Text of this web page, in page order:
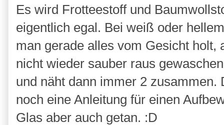
Es wird Frotteestoff und
eigentlich egal. Bei weiß oder
man gerade alles vom Gesicht
nicht wieder sauber raus
und näht dann immer 2
noch eine Anleitung für einen
Glas aber auch getan. :D